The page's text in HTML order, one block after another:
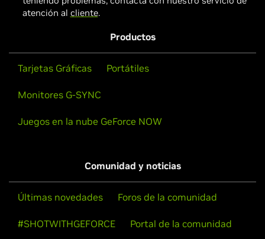
atención al cliente.
Productos
Tarjetas Gráficas Portátiles
Monitores G-SYNC
Juegos en la nube GeForce NOW
Comunidad y noticias
Últimas novedades Foros de la comunidad
#SHOTWITHGEFORCE Portal de la comunidad